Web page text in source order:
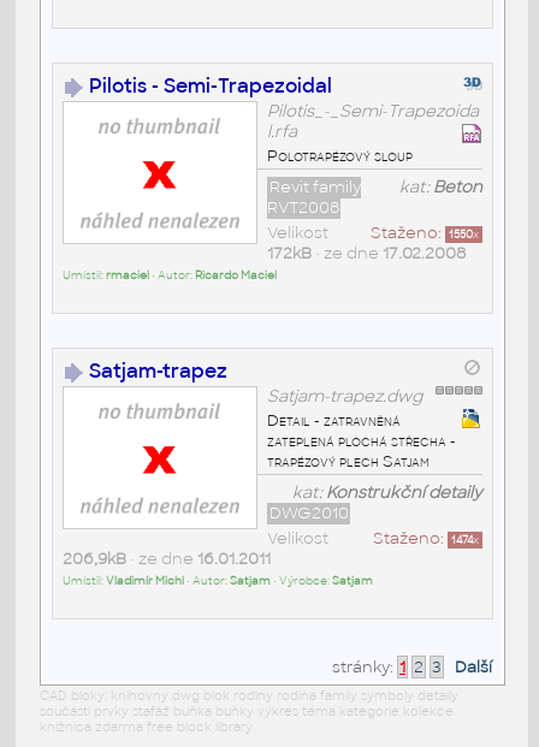
Pilotis - Semi-Trapezoidal
Pilotis_-_Semi-Trapezoida
l.rfa
Polotrapézový sloup
kat:Beton
Revit family
RVT2008
Staženo: 1550x
Velikost
172kB• ze dne 17.02.2008
Umístil:rmaciel • Autor: Ricardo Maciel
Satjam-trapez
Satjam-trapez.dwg
Detail - zatravněná
zateplená plochá střecha -
trapézový plech Satjam
kat:Konstrukční detaily
DWG2010
Staženo: 1474x
Velikost
206,9kB• ze dne 16.01.2011
Umístil:Vladimír Michl • Autor:Satjam• Výrobce:Satjam
stránky: 1 2 3 Další
CAD bloky: knihovny dwg blok rodiny rodina family symboly detaily
součásti prvky stafáž buňka buňky výkres téma kategorie kolekce
knižnica zdarma free block library